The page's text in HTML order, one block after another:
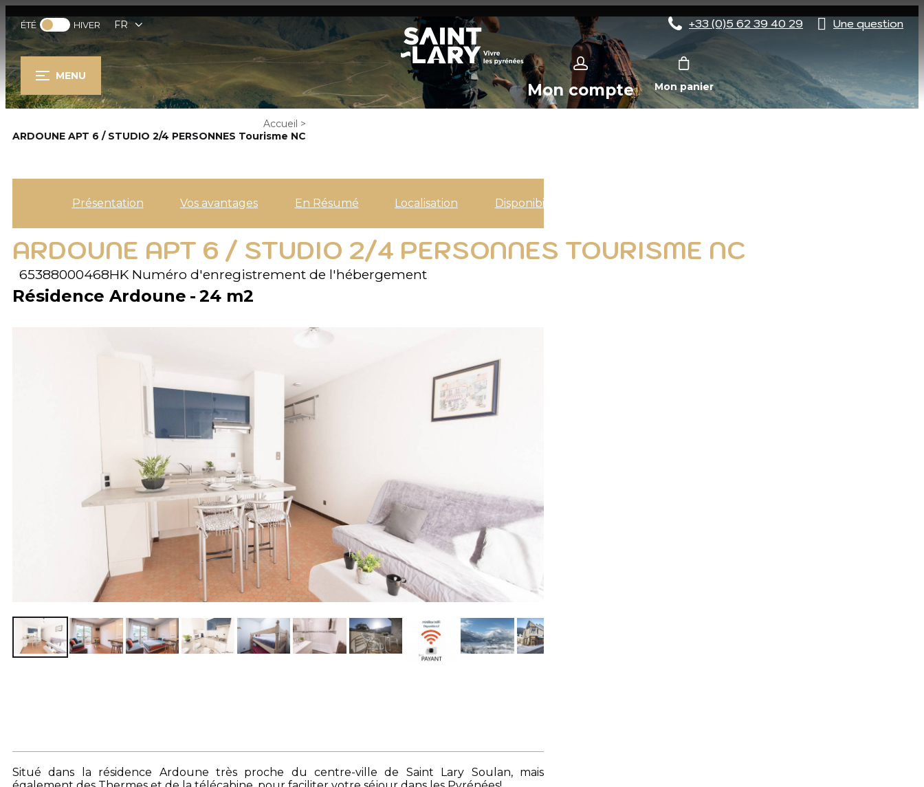
ÉTÉ HIVER FR +33 (0)5 62 39 40 29 Une question
MENU
Mon compte Mon panier
Accueil >
ARDOUNE APT 6 / STUDIO 2/4 PERSONNES Tourisme NC
Présentation Vos avantages En Résumé Localisation Disponibilités
ARDOUNE APT 6 / STUDIO 2/4 PERSONNES TOURISME NC
65388000468HK Numéro d'enregistrement de l'hébergement
Résidence Ardoune 24 m2
Situé dans la résidence Ardoune très proche du centre-ville de Saint Lary Soulan, mais